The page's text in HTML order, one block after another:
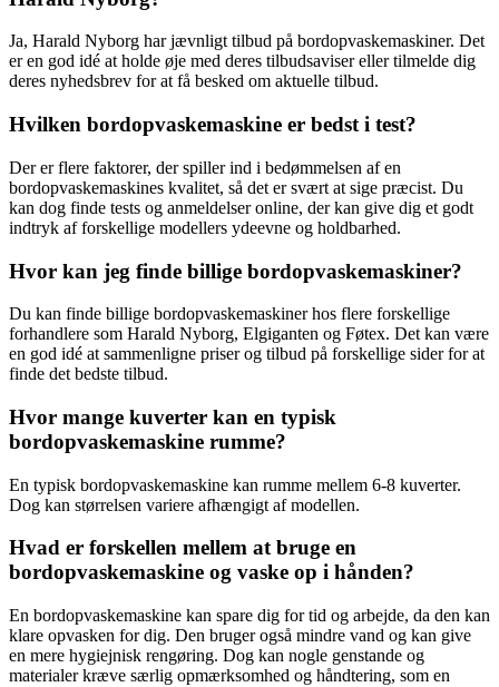
Ja, Harald Nyborg har jævnligt tilbud på bordopvaskemaskiner. Det
er en god idé at holde øje med deres tilbudsaviser eller tilmelde dig
deres nyhedsbrev for at få besked om aktuelle tilbud.
Hvilken bordopvaskemaskine er bedst i test?
Der er flere faktorer, der spiller ind i bedømmelsen af en
bordopvaskemaskines kvalitet, så det er svært at sige præcist. Du
kan dog finde tests og anmeldelser online, der kan give dig et godt
indtryk af forskellige modellers ydeevne og holdbarhed.
Hvor kan jeg finde billige bordopvaskemaskiner?
Du kan finde billige bordopvaskemaskiner hos flere forskellige
forhandlere som Harald Nyborg, Elgiganten og Føtex. Det kan være
en god idé at sammenligne priser og tilbud på forskellige sider for at
finde det bedste tilbud.
Hvor mange kuverter kan en typisk
bordopvaskemaskine rumme?
En typisk bordopvaskemaskine kan rumme mellem 6-8 kuverter.
Dog kan størrelsen variere afhængigt af modellen.
Hvad er forskellen mellem at bruge en
bordopvaskemaskine og vaske op i hånden?
En bordopvaskemaskine kan spare dig for tid og arbejde, da den kan
klare opvasken for dig. Den bruger også mindre vand og kan give
en mere hygiejnisk rengøring. Dog kan nogle genstande og
materialer kræve særlig opmærksomhed og håndtering, som en